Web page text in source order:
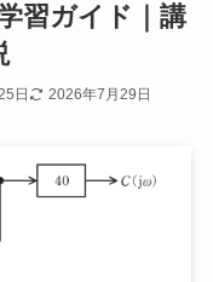
習ガイド｜講
日 2026年7月29日